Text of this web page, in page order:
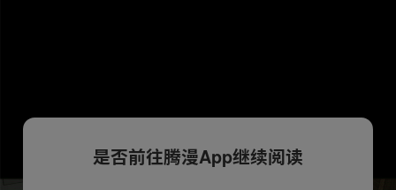
是否前往腾漫App继续阅读